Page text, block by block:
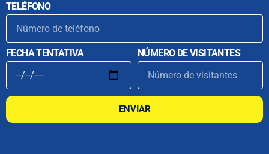
TELÉFONO
FECHA TENTATIVA NÚMERO DE VISITANTES
ENVIAR